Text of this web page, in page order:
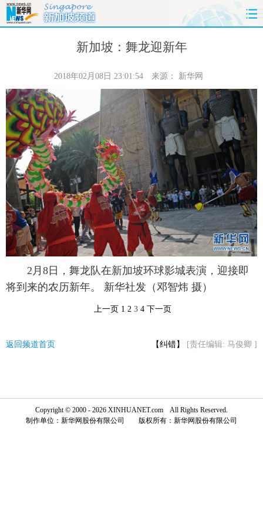
时政 国际
体育 人事
时尚 思客 地方 法治
港澳 台湾 华人 汽车
科技 能源 房产 公司
图片 视频 彩票 食品
旅游 健康 信息化 数据
金融 公益 军事 无人机
富媒体 摄影 新华广播
新华电视英文
新加坡：舞龙迎新年
2018年02月08日 23:01:54 来源： 新华网
2月8日，舞龙队在新加坡环球影城表演，迎接即
将到来的农历新年。 新华社发（邓智炜 摄）
上一页 1 2 3 4 下一页
返回频道首页 【纠错】 [责任编辑: 马俊卿 ]
Copyright © 2000 - 2026 XINHUANET.com All Rights Reserved.
制作单位：新华网股份有限公司 版权所有：新华网股份有限公司